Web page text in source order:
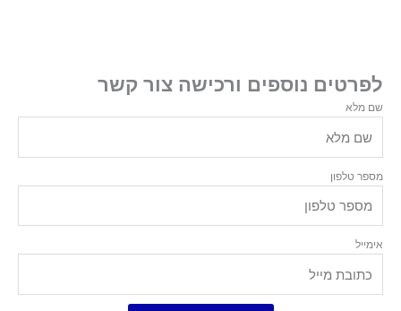
לפרטים נוספים ורכישה צור קשר
שם מלא
מספר טלפון
אימייל